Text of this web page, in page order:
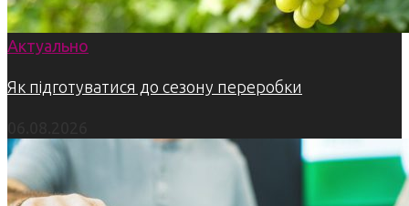
Актуально
Як підготуватися до сезону переробки